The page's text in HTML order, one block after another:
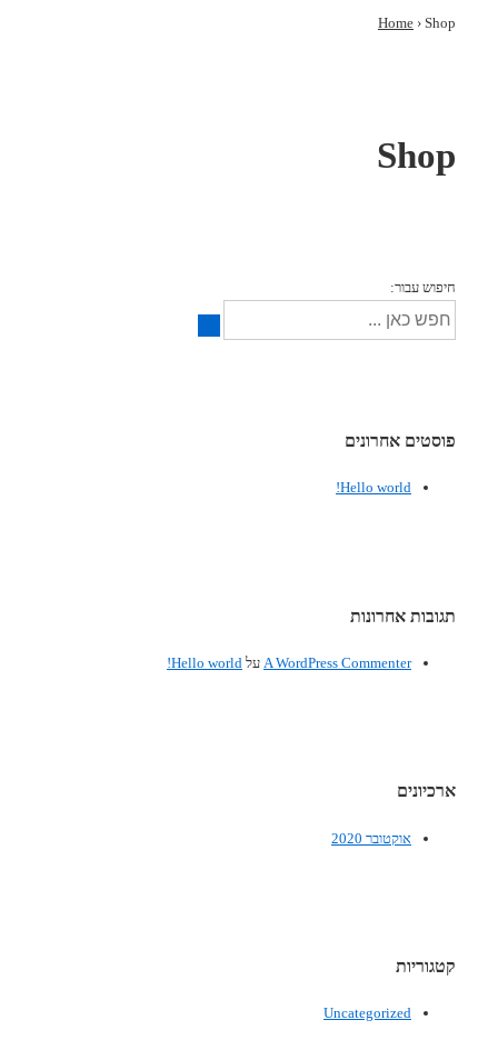
Home › Shop
Shop
חיפוש עבור:
פוסטים אחרונים
Hello world!
תגובות אחרונות
A WordPress Commenter על Hello world!
ארכיונים
אוקטובר 2020
קטגוריות
Uncategorized